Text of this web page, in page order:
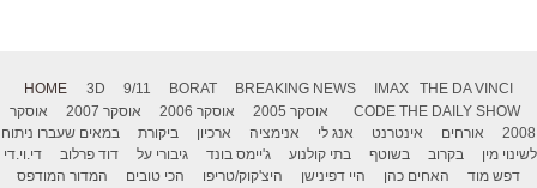
HOME 3D 9/11 BORAT BREAKING NEWS IMAX
THE DA VINCI
CODE THE DAILY SHOW אוסקר 2005 אוסקר 2006 אוסקר 2007
אוסקר
2008
אורחים אינטרנט אנג לי אנימציה ארכיון ביקורת
במאים שעברו ניתוח
לשינוי מין
בקרוב בשוטף בתי קולנוע ג'יימס בונד גיבורי על דוד פרלוב
די.וי.די
דפש מוד
האחים כהן היי דפינישן היצ'קוק/טריפו הכי טובים המדור המודפס